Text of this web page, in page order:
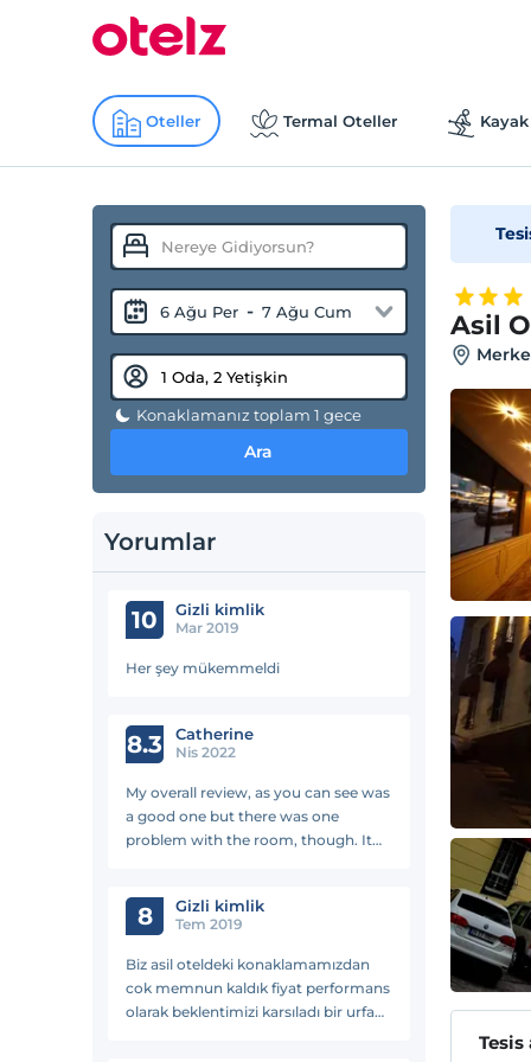
Oteller Termal Oteller
6 Ağu Per - 7 Ağu Cum
Konaklamanız toplam 1 gece
Ara
Yorumlar
10 Gizli kimlik
Mar 2019
Her şey mükemmeldi
8.3 Catherine
Nis 2022
My overall review, as you can see was
a good one but there was one
problem with the room, though. It
it as soon as I stepped in! Even
though I kept the windows open for
3 days, it was still there! I was told
that Turkish people smoke not just in
hotels in general but even in their
8 Gizli kimlik
Tem 2019
Biz asil oteldeki konaklamamızdan
cok memnun kaldık fiyat performans
olarak beklentimizi karsıladı bir urfaya
Asil
Tesis